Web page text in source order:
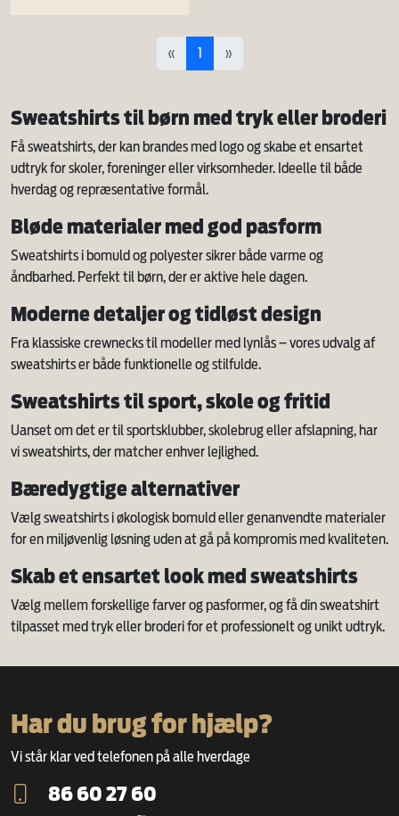
« 1 »
Sweatshirts til børn med tryk eller broderi
Få sweatshirts, der kan brandes med logo og skabe et ensartet
udtryk for skoler, foreninger eller virksomheder. Ideelle til både
hverdag og repræsentative formål.
Bløde materialer med god pasform
Sweatshirts i bomuld og polyester sikrer både varme og
åndbarhed. Perfekt til børn, der er aktive hele dagen.
Moderne detaljer og tidløst design
Fra klassiske crewnecks til modeller med lynlås – vores udvalg af
sweatshirts er både funktionelle og stilfulde.
Sweatshirts til sport, skole og fritid
Uanset om det er til sportsklubber, skolebrug eller afslapning, har
vi sweatshirts, der matcher enhver lejlighed.
Bæredygtige alternativer
Vælg sweatshirts i økologisk bomuld eller genanvendte materialer
for en miljøvenlig løsning uden at gå på kompromis med kvaliteten.
Skab et ensartet look med sweatshirts
Vælg mellem forskellige farver og pasformer, og få din sweatshirt
tilpasset med tryk eller broderi for et professionelt og unikt udtryk.
Har du brug for hjælp?
Vi står klar ved telefonen på alle hverdage
86 60 27 60